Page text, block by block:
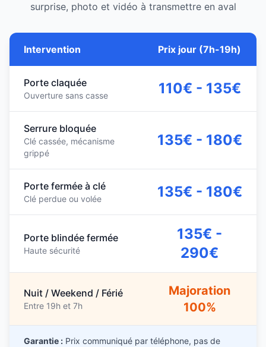
surprise, photo et vidéo à transmettre en aval
Intervention Prix jour (7h-19h)
Porte claquée
Ouverture sans casse 110€ - 135€
Serrure bloquée
Clé cassée, mécanisme
grippé
135€ - 180€
Porte fermée à clé
Clé perdue ou volée 135€ - 180€
Porte blindée fermée
Haute sécurité
135€ -
290€
Nuit / Weekend / Férié
Entre 19h et 7h
Majoration
100%
Garantie : Prix communiqué par téléphone, pas de